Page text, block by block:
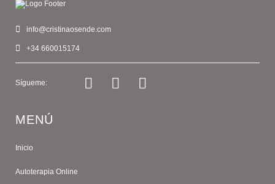
info@cristinaosende.com
+34 660015174
Sígueme:
MENÚ
Inicio
Autoterapia Online